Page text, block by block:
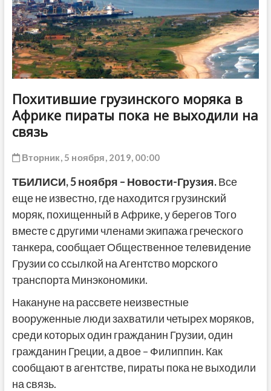
Похитившие грузинского моряка в
Африке пираты пока не выходили на
связь
Вторник, 5 ноября, 2019, 00:00
ТБИЛИСИ,5 ноября – Новости-Грузия.Все
еще не известно, где находится грузинский
моряк, похищенный в Африке, у берегов Того
вместе с другими членами экипажа греческого
танкера, сообщает Общественное телевидение
Грузии со ссылкой на Агентство морского
транспорта Минэкономики.
Накануне на рассвете неизвестные
вооруженные люди захватили четырех моряков,
среди которых один гражданин Грузии, один
гражданин Греции, а двое – Филиппин. Как
сообщают в агентстве, пираты пока не выходили
на связь.